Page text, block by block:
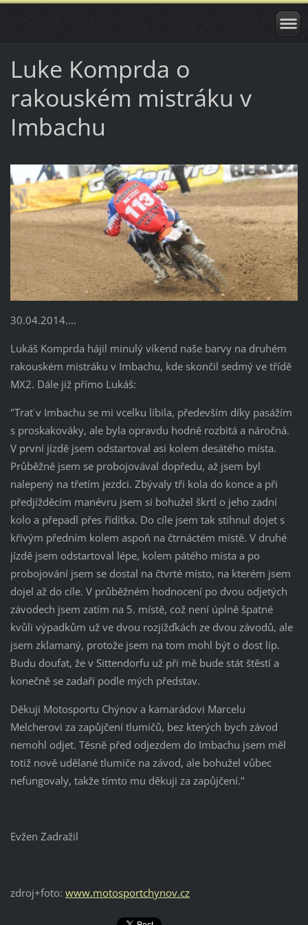
Luke Komprda o
rakouském mistráku v
Imbachu
30.04.2014....
Lukáš Komprda hájil minulý víkend naše barvy na druhém
rakouském mistráku v Imbachu, kde skončil sedmý ve třídě
MX2. Dále již přímo Lukáš:
"Trať v Imbachu se mi vcelku líbila, především díky pasážím
s proskakováky, ale byla opravdu hodně rozbitá a náročná.
V první jízdě jsem odstartoval asi kolem desátého místa.
Průběžně jsem se probojovával dopředu, až jsem byl
nalepený na třetím jezdci. Zbývaly tři kola do konce a při
předjížděcím manévru jsem si bohužel škrtl o jeho zadní
kolo a přepadl přes řídítka. Do cíle jsem tak stihnul dojet s
křivým předním kolem aspoň na čtrnáctém místě. V druhé
jízdě jsem odstartoval lépe, kolem pátého místa a po
probojování jsem se dostal na čtvrté místo, na kterém jsem
dojel až do cíle. V průběžném hodnocení po dvou odjetých
závodech jsem zatím na 5. místě, což není úplně špatné
kvůli výpadkům už ve dvou rozjížďkách ze dvou závodů, ale
jsem zklamaný, protože jsem na tom mohl být o dost líp.
Budu doufat, že v Sittendorfu už při mě bude stát štěstí a
konečně se zadaří podle mých představ.
Děkuji Motosportu Chýnov a kamarádovi Marcelu
Melcherovi za zapůjčení tlumičů, bez kterých bych závod
nemohl odjet. Těsně před odjezdem do Imbachu jsem měl
totiž nově udělané tlumiče na závod, ale bohužel vůbec
nefungovaly, takže tímto mu děkuji za zapůjčení."
Evžen Zadražil
zdroj+foto: www.motosportchynov.cz